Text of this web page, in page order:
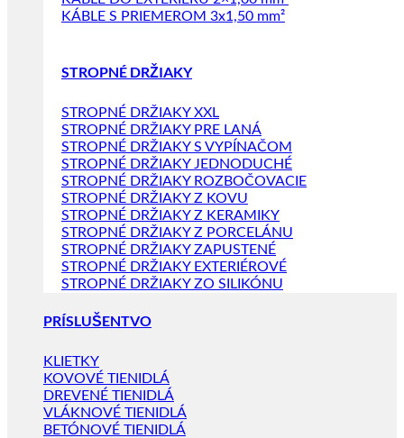
KÁBLE S PRIEMEROM 3x1,50 mm²
STROPNÉ DRŽIAKY
STROPNÉ DRŽIAKY XXL
STROPNÉ DRŽIAKY PRE LANÁ
STROPNÉ DRŽIAKY S VYPÍNAČOM
STROPNÉ DRŽIAKY JEDNODUCHÉ
STROPNÉ DRŽIAKY ROZBOČOVACIE
STROPNÉ DRŽIAKY Z KOVU
STROPNÉ DRŽIAKY Z KERAMIKY
STROPNÉ DRŽIAKY Z PORCELÁNU
STROPNÉ DRŽIAKY ZAPUSTENÉ
STROPNÉ DRŽIAKY EXTERIÉROVÉ
STROPNÉ DRŽIAKY ZO SILIKÓNU
PRÍSLUŠENTVO
KLIETKY
KOVOVÉ TIENIDLÁ
DREVENÉ TIENIDLÁ
VLÁKNOVÉ TIENIDLÁ
BETÓNOVÉ TIENIDLÁ